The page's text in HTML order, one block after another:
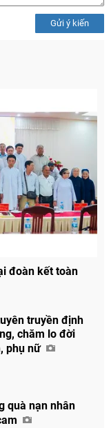
Gửi ý kiến
đoàn kết toàn
truyền định
chăm lo đời
phụ nữ
quà nạn nhân